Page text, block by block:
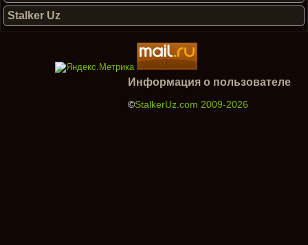
Stalker Uz
Информация о пользователе
©StalkerUz.com 2009-2026